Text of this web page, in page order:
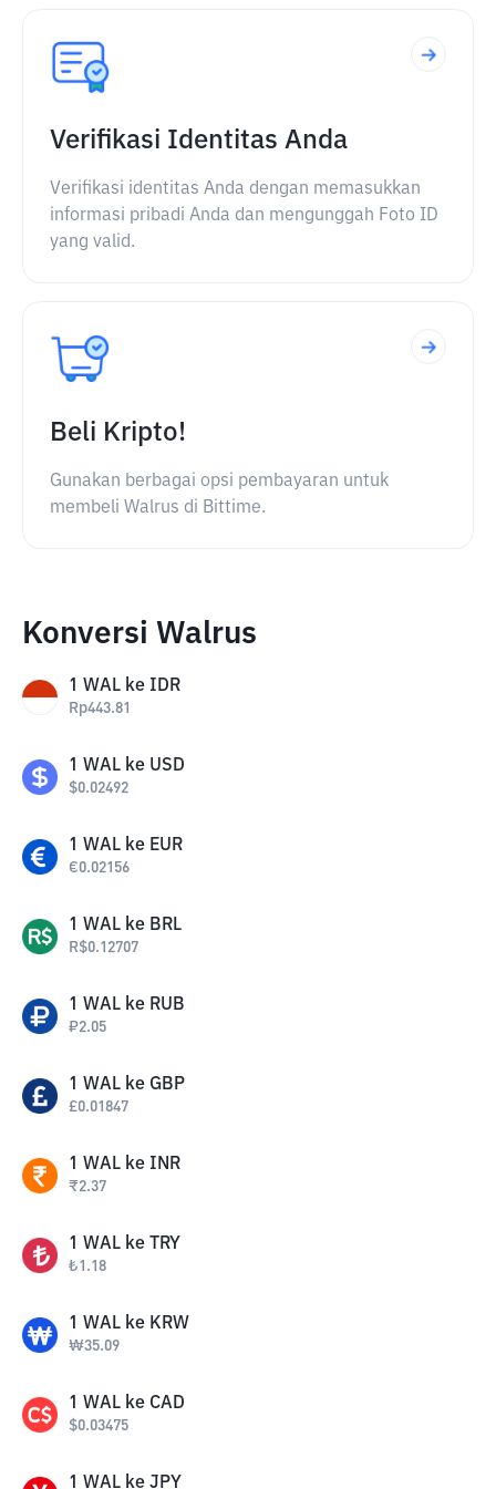
Verifikasi Identitas Anda
Verifikasi identitas Anda dengan memasukkan
informasi pribadi Anda dan mengunggah Foto ID
yang valid.
Beli Kripto!
Gunakan berbagai opsi pembayaran untuk
membeli Walrus di Bittime.
Konversi Walrus
1 WAL ke IDR
Rp443.81
1 WAL ke USD
$0.02492
1 WAL ke EUR
€0.02156
1 WAL ke BRL
R$0.12707
1 WAL ke RUB
₽2.05
1 WAL ke GBP
£0.01847
1 WAL ke INR
₹2.37
1 WAL ke TRY
₺1.18
1 WAL ke KRW
₩35.09
1 WAL ke CAD
$0.03475
1 WAL ke JPY